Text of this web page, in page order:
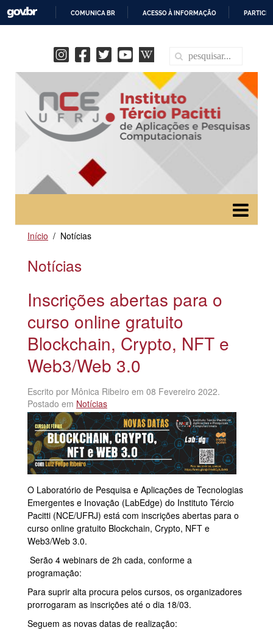
COMUNICA BR ACESSO À INFORMAÇÃO
Início Notícias
Notícias
Inscrições abertas para o
curso online gratuito
Blockchain, Crypto, NFT e
Web3/Web 3.0
Escrito por Mônica Ribeiro em 08 Fevereiro 2022.
Postado em Notícias
O Laboratório de Pesquisa e Aplicações de Tecnologias
Emergentes e Inovação (LabEdge) do Instituto Tércio
Pacitti (NCE/UFRJ) está com inscrições abertas para o
curso online gratuito Blockchain, Crypto, NFT e
Web3/Web 3.0.
Serão 4 webinars de 2h cada, conforme a
programação:
Para suprir alta procura pelos cursos, os organizadores
prorrogaram as inscrições até o dia 18/03.
Seguem as novas datas de realização: